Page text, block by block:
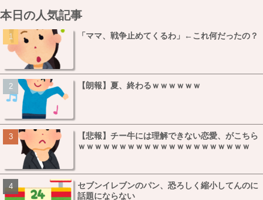
本日の人気記事
「ママ、戦争止めてくるわ」←これ何だったの？
【朗報】夏、終わるｗｗｗｗｗｗ
【悲報】チー牛には理解できない恋愛、がこちら
ｗｗｗｗｗｗｗｗｗｗｗｗｗｗｗｗｗｗｗｗｗ
セブンイレブンのパン、恐ろしく縮小してんのに
話題にならない